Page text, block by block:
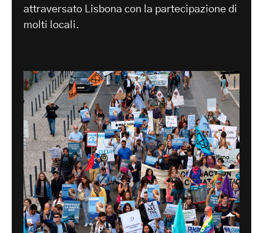
attraversato Lisbona con la partecipazione di
molti locali.